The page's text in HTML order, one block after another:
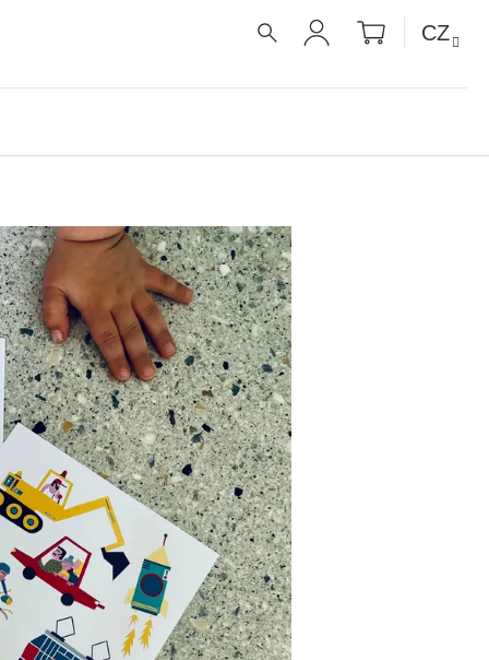
PŘIHLÁŠENÍ
NÁKUPNÍ
KOŠÍK
CZ
RECEPTY PRO
KLIMA